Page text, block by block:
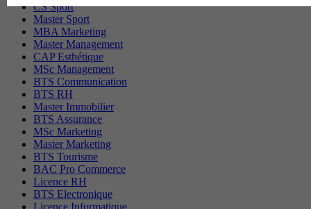
CS Sport
Master Sport
MBA Marketing
Master Management
CAP Esthétique
MSc Management
BTS Communication
BTS RH
Master Immobilier
BTS Assurance
MSc Marketing
Master Marketing
BTS Tourisme
BAC Pro Commerce
Licence RH
BTS Electronique